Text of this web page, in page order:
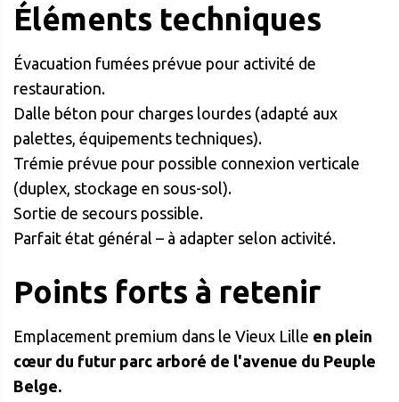
Éléments techniques
Évacuation fumées prévue pour activité de
restauration.
Dalle béton pour charges lourdes (adapté aux
palettes, équipements techniques).
Trémie prévue pour possible connexion verticale
(duplex, stockage en sous-sol).
Sortie de secours possible.
Parfait état général – à adapter selon activité.
Points forts à retenir
Emplacement premium dans le Vieux Lille en plein
cœur du futur parc arboré de l'avenue du Peuple
Belge.